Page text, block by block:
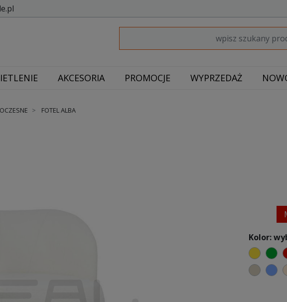
AKCESORIA PROMOCJE WYPRZEDAŻ
FOTEL ALBA
Kolor:
żółty
beżowy